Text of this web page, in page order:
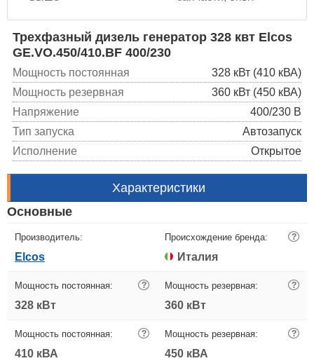
Трехфазный дизель генератор 328 квт Elcos
GE.VO.450/410.BF 400/230
Мощность постоянная
328 кВт (410 кВА)
Мощность резервная
360 кВт (450 кВА)
Напряжение
400/230 В
Тип запуска
Автозапуск
Исполнение
Открытое
Характеристики
Основные
Производитель:
Elcos
Происхождение бренда: ?
Италия
Мощность постоянная: ?
328 кВт
Мощность резервная: ?
360 кВт
Мощность постоянная: ?
410 кВА
Мощность резервная: ?
450 кВА